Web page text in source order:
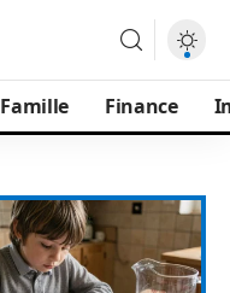
Famille Finance